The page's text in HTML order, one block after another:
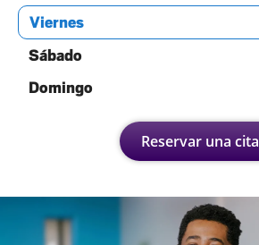
Viernes
Sábado
Domingo
Reservar una cita